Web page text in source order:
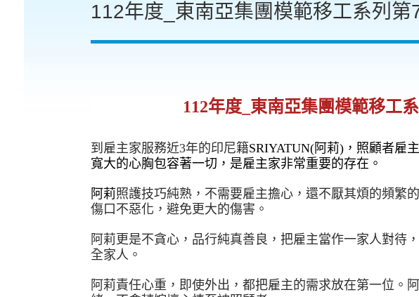
112年度_東南亞集團模範移工系列第
112年度_東南亞集團模範移工
到雇主家服務近3年的印尼籍SRIYATUN(阿莉) ，照顧者雇
寬大的心胸包容著一切，是雇主家非常重要的存在。
阿莉照護技巧純熟，不需要雇主擔心，還不厭其煩的頻繁
傷口不惡化，避免更大的傷害。
阿莉更是不貪心，品行純真善良，把雇主當作一家人對待
全家人。
阿莉責任心重，即使外出，都把雇主的需求放在第一位。